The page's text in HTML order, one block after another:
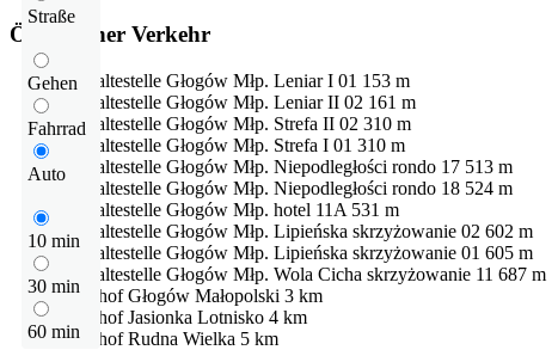
Straße
Gehen
Fahrrad
Auto
10 min
30 min
60 min
Öffentlicher Verkehr
Bushaltestelle Głogów Młp. Leniar I 01 153 m
Bushaltestelle Głogów Młp. Leniar II 02 161 m
Bushaltestelle Głogów Młp. Strefa II 02 310 m
Bushaltestelle Głogów Młp. Strefa I 01 310 m
Bushaltestelle Głogów Młp. Niepodległości rondo 17 513 m
Bushaltestelle Głogów Młp. Niepodległości rondo 18 524 m
Bushaltestelle Głogów Młp. hotel 11A 531 m
Bushaltestelle Głogów Młp. Lipieńska skrzyżowanie 02 602 m
Bushaltestelle Głogów Młp. Lipieńska skrzyżowanie 01 605 m
Bushaltestelle Głogów Młp. Wola Cicha skrzyżowanie 11 687 m
Bahnhof Głogów Małopolski 3 km
Bahnhof Jasionka Lotnisko 4 km
Bahnhof Rudna Wielka 5 km